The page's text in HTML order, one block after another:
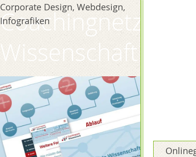
Coachingnetz
Wissenschaft
Corporate Design, Webdesign,
Infografiken